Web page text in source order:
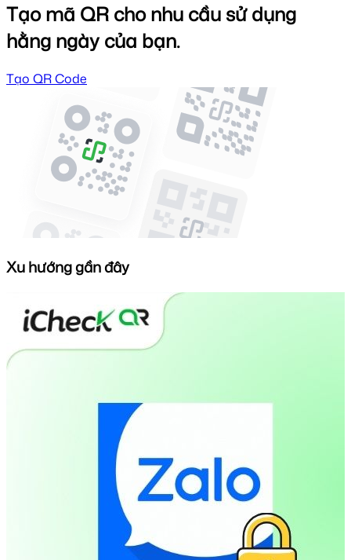
Tạo mã QR cho nhu cầu sử dụng
hằng ngày của bạn.
Tạo QR Code
Xu hướng gần đây